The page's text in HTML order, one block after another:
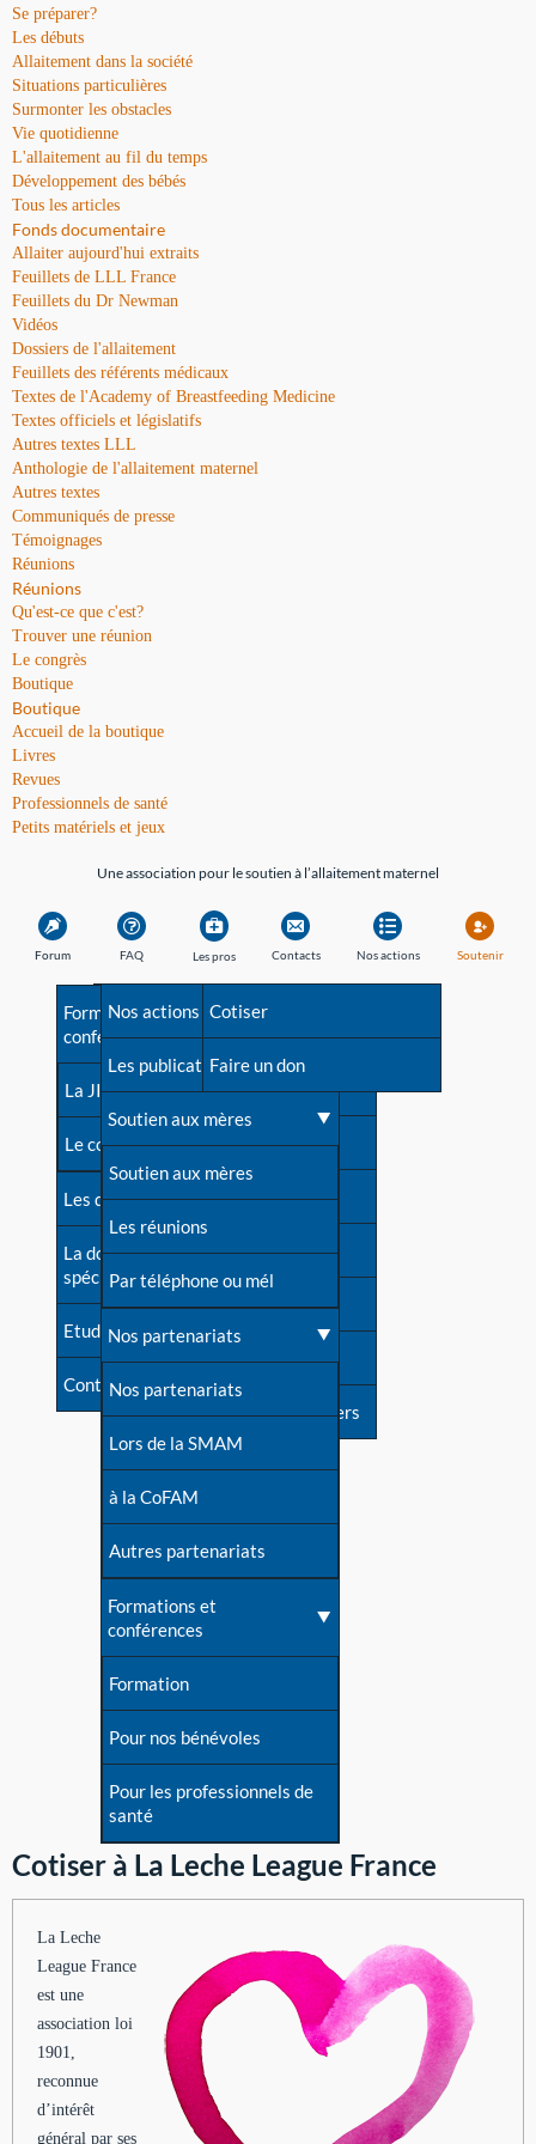
Se préparer?
Les débuts
Allaitement dans la société
Situations particulières
Surmonter les obstacles
Vie quotidienne
L'allaitement au fil du temps
Développement des bébés
Tous les articles
Fonds documentaire
Allaiter aujourd'hui extraits
Feuillets de LLL France
Feuillets du Dr Newman
Vidéos
Dossiers de l'allaitement
Feuillets des référents médicaux
Textes de l'Academy of Breastfeeding Medicine
Textes officiels et législatifs
Autres textes LLL
Anthologie de l'allaitement maternel
Autres textes
Communiqués de presse
Témoignages
Réunions
Réunions
Qu'est-ce que c'est?
Trouver une réunion
Le congrès
Boutique
Boutique
Accueil de la boutique
Livres
Revues
Professionnels de santé
Petits matériels et jeux
Une association pour le soutien à l’allaitement maternel
Forum FAQ
Avant la naissance
Les débuts
Une difficulté d'allaitement ?
Cas particuliers
Mythes et vérités
Devenir animatrice ?
Une question sur le site
Les pros
Formations et
conférences
La JIA
Le congrès
Les dossiers de l'allaitement
La documentation
spécialisée
Etudes récentes
Contact
Contacts
Besoin d'aide?
Répertoire de tous les
contacts
Contact presse
Dossier de presse
Soutenir LLL
Livre d'or
Forum
S'inscrire à nos newsletters
Nos actions
Nos actions
Les publications
Soutien aux mères
Soutien aux mères
Les réunions
Par téléphone ou mél
Nos partenariats
Nos partenariats
Lors de la SMAM
à la CoFAM
Autres partenariats
Formations et
conférences
Formation
Pour nos bénévoles
Pour les professionnels de
santé
Soutenir
Cotiser
Faire un don
Cotiser à La Leche League France
La Leche
League France
est une
association loi
1901,
reconnue
d’intérêt
général par ses